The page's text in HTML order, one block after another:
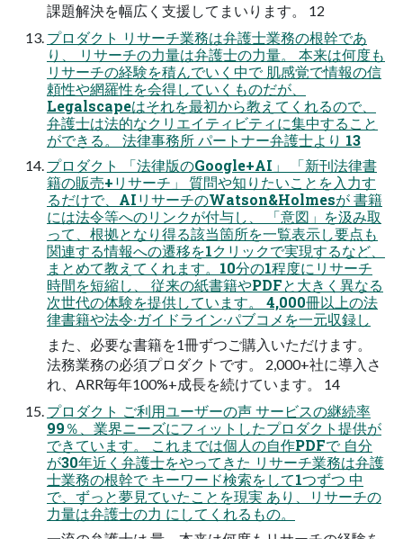
課題解決を幅広く⽀援してまいります。 12
プロダクト リサーチ業務は弁護⼠業務の根幹であ
り、 リサーチの⼒量は弁護⼠の⼒量。 本来は何度も
リサーチの経験を積んでいく中で 肌感覚で情報の信
頼性や網羅性を会得していくものだが、
Legalscapeはそれを最初から教えてくれるので、
弁護⼠は法的なクリエイティビティに集中すること
ができる。 法律事務所 パートナー弁護⼠より 13
プロダクト 「法律版のGoogle+AI」 「新刊法律書
籍の販売+リサーチ」 質問や知りたいことを⼊⼒す
るだけで、AIリサーチのWatson&Holmesが 書籍
には法令等へのリンクが付与し、 「意図」を汲み取
って、根拠となり得る該当箇所を⼀覧表⽰し要点も
関連する情報への遷移を1クリックで実現するなど、
まとめて教えてくれます。10分の1程度にリサーチ
時間を短縮し、 従来の紙書籍やPDFと⼤きく異なる
次世代の体験を提供しています。 4,000冊以上の法
律書籍や法令‧ガイドライン‧パブコメを⼀元収録し
また、必要な書籍を1冊ずつご購⼊いただけます。
法務業務の必須プロダクトです。 2,000+社に導⼊さ
れ、ARR毎年100%+成⻑を続けています。 14
プロダクト ご利⽤ユーザーの声 サービスの継続率
99％、業界ニーズにフィットしたプロダクト提供が
できています。 これまでは個⼈の⾃作PDFで ⾃分
が30年近く弁護⼠をやってきた リサーチ業務は弁護
⼠業務の根幹で キーワード検索をして1つずつ 中
で、ずっと夢⾒ていたことを現実 あり、リサーチの
⼒量は弁護⼠の⼒ にしてくれるもの。